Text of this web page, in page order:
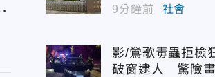
9分鐘前 社會
影/鶯歌毒蟲拒檢
破窗逮人 驚險